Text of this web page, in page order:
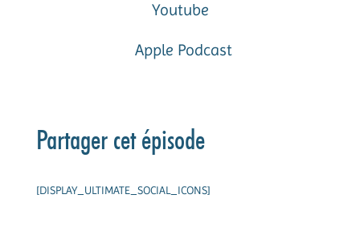
Youtube
Apple Podcast
Partager cet épisode
[DISPLAY_ULTIMATE_SOCIAL_ICONS]